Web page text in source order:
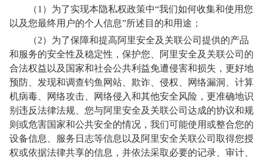
（1）为了实现本隐私权政策中“我们如何收集和使用您
以及您最终用户的个人信息”所述目的和用途；
（2）为了保障和提高阿里安全及关联公司提供的产品
和服务的安全性及稳定性，保护您、阿里安全及关联公司的
合法权益以及国家和社会公共利益免遭侵害和损失，更好地
预防、发现和调查钓鱼网站、欺诈、侵权、网络漏洞、计算
机病毒、网络攻击、网络侵入和其他安全风险，更准确地识
别违反法律法规、您与阿里安全及关联公司达成的协议和规
则或危害国家和公共安全的情况，我们可能使用或整合您的
设备信息、服务日志等信息以及阿里安全关联公司取得您授
权或依据法律共享的信息，并依法采取必要的记录、审计、